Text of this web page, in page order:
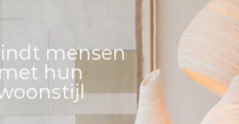
mensen
met hun